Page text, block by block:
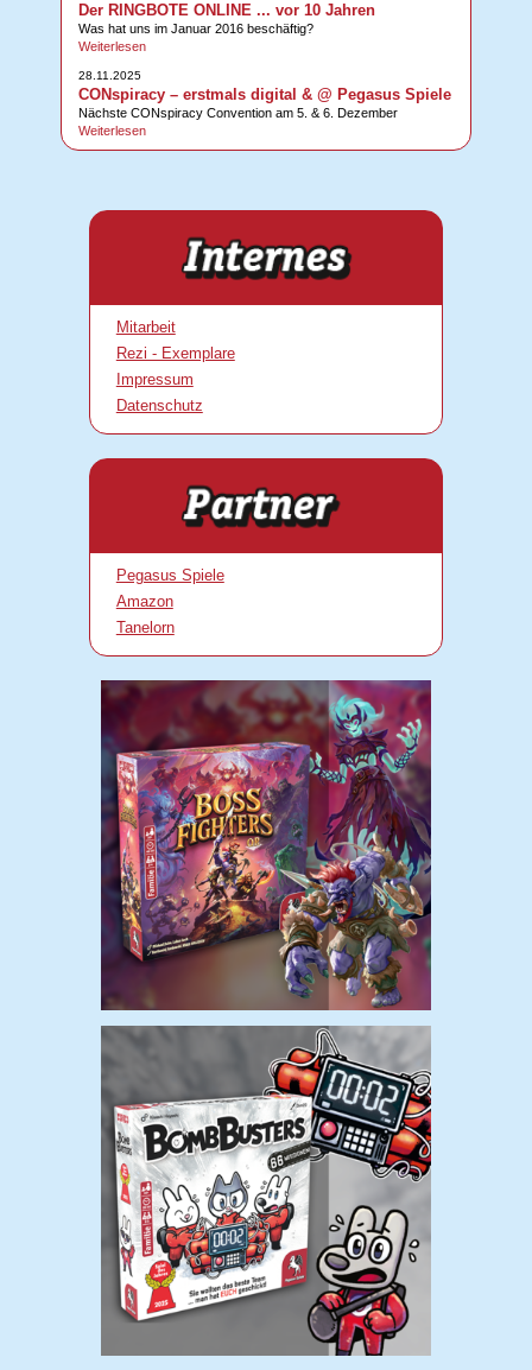
Der RINGBOTE ONLINE ... vor 10 Jahren
Was hat uns im Januar 2016 beschäftig?
Weiterlesen
28.11.2025
CONspiracy – erstmals digital & @ Pegasus Spiele
Nächste CONspiracy Convention am 5. & 6. Dezember
Weiterlesen
Mitarbeit
Rezi - Exemplare
Impressum
Datenschutz
Pegasus Spiele
Amazon
Tanelorn